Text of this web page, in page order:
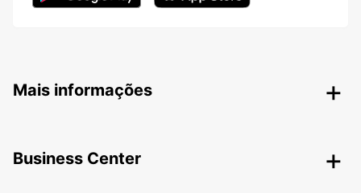
Mais informações
Business Center